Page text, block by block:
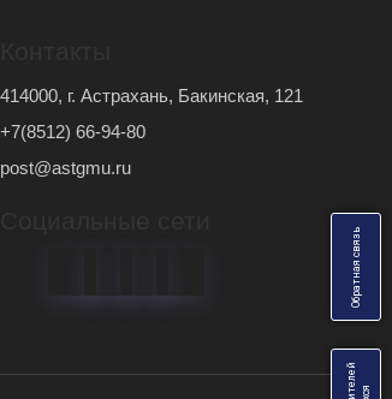
О
б
р
а
т
н
а
я
с
в
я
з
ь
414000, г. Астрахань, Бакинская, 121
+7(8512) 66-94-80
post@astgmu.ru